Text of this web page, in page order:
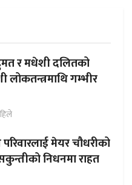
र मधेशी दलितको
लोकतन्त्रमाथि गम्भीर
मेयर चौधरीको
निधनमा राहत